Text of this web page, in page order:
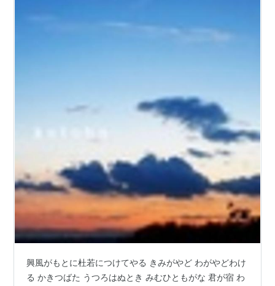
興風がもとに杜若につけてやる きみがやど わがやどわけ
る かきつばた うつろはぬとき みむひともがな 君が宿 わ